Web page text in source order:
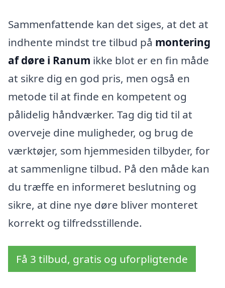
Sammenfattende kan det siges, at det at
indhente mindst tre tilbud på montering
af døre i Ranum ikke blot er en fin måde
at sikre dig en god pris, men også en
metode til at finde en kompetent og
pålidelig håndværker. Tag dig tid til at
overveje dine muligheder, og brug de
værktøjer, som hjemmesiden tilbyder, for
at sammenligne tilbud. På den måde kan
du træffe en informeret beslutning og
sikre, at dine nye døre bliver monteret
korrekt og tilfredsstillende.
Få 3 tilbud, gratis og uforpligtende